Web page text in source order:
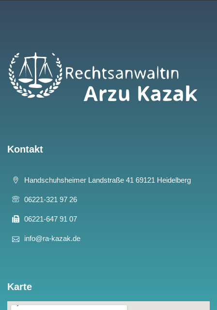
Kontakt
Handschuhsheimer Landstraße 41 69121 Heidelberg
06221-321 97 26
06221-647 91 07
info@ra-kazak.de
Karte